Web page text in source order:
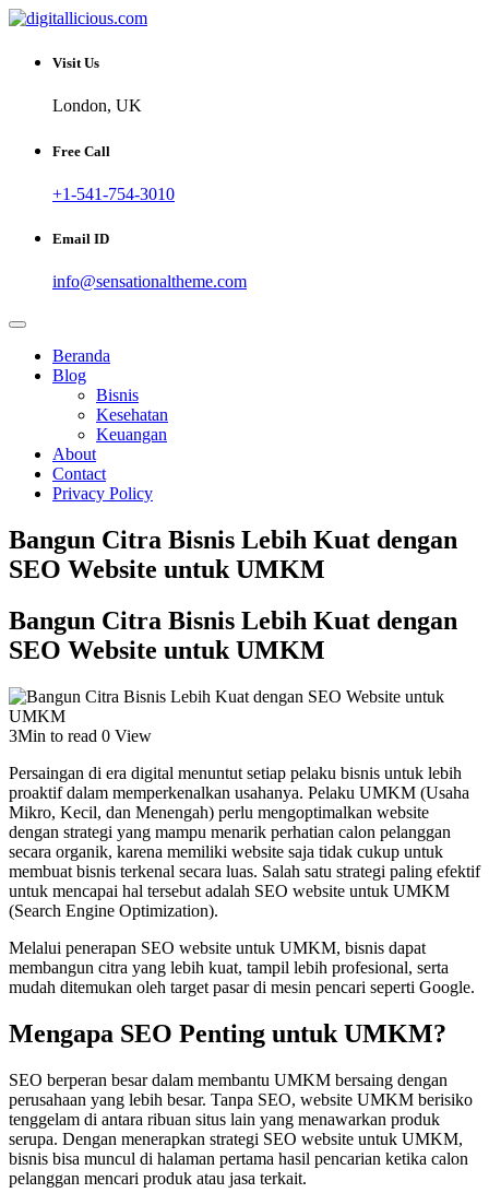
Skip
content
digitallicious.com
Sharing Digital Information
Visit Us
London, UK
Free Call
+1-541-754-3010
Email ID
info@sensationaltheme.com
Beranda
Blog
Bisnis
Kesehatan
Keuangan
About
Contact
Privacy Policy
Bangun Citra Bisnis Lebih Kuat dengan
SEO Website untuk UMKM
Bangun Citra Bisnis Lebih Kuat dengan
SEO Website untuk UMKM
3Min to read 0 View
Persaingan di era digital menuntut setiap pelaku bisnis untuk lebih
proaktif dalam memperkenalkan usahanya. Pelaku UMKM (Usaha
Mikro, Kecil, dan Menengah) perlu mengoptimalkan website
dengan strategi yang mampu menarik perhatian calon pelanggan
secara organik, karena memiliki website saja tidak cukup untuk
membuat bisnis terkenal secara luas. Salah satu strategi paling efektif
untuk mencapai hal tersebut adalah SEO website untuk UMKM
(Search Engine Optimization).
Melalui penerapan SEO website untuk UMKM, bisnis dapat
membangun citra yang lebih kuat, tampil lebih profesional, serta
mudah ditemukan oleh target pasar di mesin pencari seperti Google.
Mengapa SEO Penting untuk UMKM?
SEO berperan besar dalam membantu UMKM bersaing dengan
perusahaan yang lebih besar. Tanpa SEO, website UMKM berisiko
tenggelam di antara ribuan situs lain yang menawarkan produk
serupa. Dengan menerapkan strategi SEO website untuk UMKM,
bisnis bisa muncul di halaman pertama hasil pencarian ketika calon
pelanggan mencari produk atau jasa terkait.